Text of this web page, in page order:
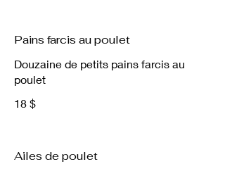
Pains farcis au poulet
Douzaine de petits pains farcis au
poulet
18 $
Ailes de poulet